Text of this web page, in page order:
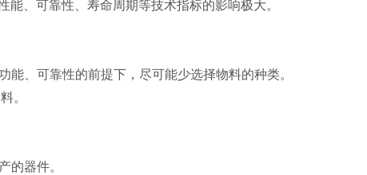
、可靠性、寿命周期等技术指标的影响极大。
能、可靠性的前提下，尽可能少选择物料的种类。
。
的器件。